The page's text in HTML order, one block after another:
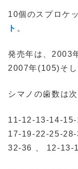
10個のスプロケ
ト 。
発売年は、2003
2007年(105)そ
シマノの歯数は次
11-12-13-14-
17-19-22-25-
32-36 、 12-13-